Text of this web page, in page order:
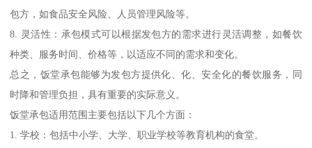
包方，如食品安全风险、人员管理风险等。
8. 灵活性：承包模式可以根据发包方的需求进行灵活调整，如餐饮
种类、服务时间、价格等，以适应不同的需求和变化。
总之，饭堂承包能够为发包方提供化、化、安全化的餐饮服务，同
时降和管理负担，具有重要的实际意义。
饭堂承包适用范围主要包括以下几个方面：
1. 学校：包括中小学、大学、职业学校等教育机构的食堂。